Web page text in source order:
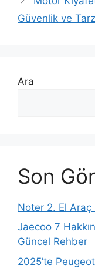
Güvenlik ve
Ara
Son
Noter 2. El Araç
Jaecoo 7
Güncel Rehber
2025’te